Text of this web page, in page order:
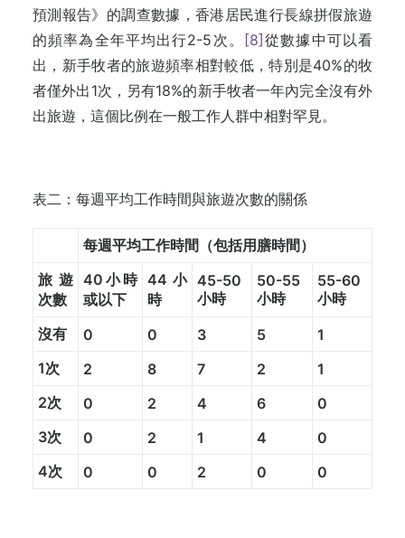
預測報告》的調查數據，香港居民進行長線拼假旅遊
的頻率為全年平均出行2-5次。
[8] 從數據中可以看
出，新手牧者的旅遊頻率相對較低，特別是40%的牧
者僅外出1次，另有18%的新手牧者一年內完全沒有外
出旅遊，這個比例在一般工作人群中相對罕見。
表二：每週平均工作時間與旅遊次數的關係
每週平均工作時間（包括用膳時間）
旅遊
次數
40 小時
或以下
44 小
時
45-50
小時
50-55
小時
55-60
小時
沒有
0 0 3 5
1
1次
2 8 7 2
1
2次
0 2 4 6
0
3次
0 2 1 4
0
4次
0 0 2 0 0